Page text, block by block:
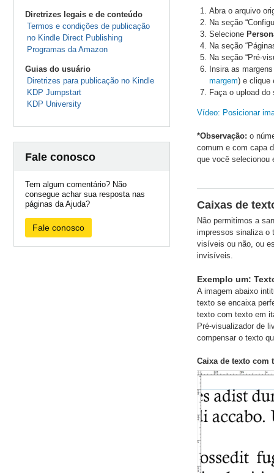
Diretrizes legais e de conteúdo
Termos e condições de publicação
no Kindle Direct Publishing
Programas da Amazon
Guias do usuário
Diretrizes para publicação no Kindle
KDP Jumpstart
KDP University
Fale conosco
Tem algum comentário? Não
consegue achar sua resposta nas
páginas da Ajuda?
Fale conosco
Abra o arquivo
Na seção
Selecione
Na seção
Na seção “Pré-
Insira as
margem) e clique
Faça o upload do
Vídeo: Posicionar
*Observação: o
comum e com capa
que você selecionou
Caixas de
Não permitimos a
impressos sinaliza o
visíveis ou não, ou
invisíveis.
Exemplo um:
A imagem abaixo
texto se encaixa
texto com texto em
Pré-visualizador de
compensar o texto
Caixa de texto com